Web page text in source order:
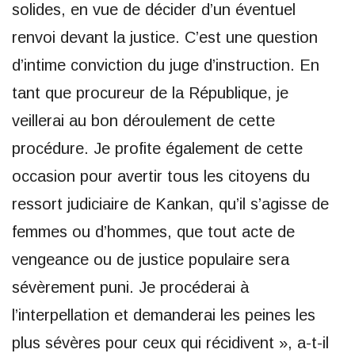
solides, en vue de décider d’un éventuel
renvoi devant la justice. C’est une question
d’intime conviction du juge d’instruction. En
tant que procureur de la République, je
veillerai au bon déroulement de cette
procédure. Je profite également de cette
occasion pour avertir tous les citoyens du
ressort judiciaire de Kankan, qu’il s’agisse de
femmes ou d’hommes, que tout acte de
vengeance ou de justice populaire sera
sévèrement puni. Je procéderai à
l’interpellation et demanderai les peines les
plus sévères pour ceux qui récidivent », a-t-il